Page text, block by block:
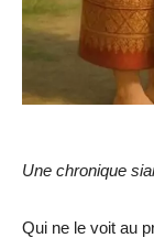
Une chronique
Qui ne le voit au